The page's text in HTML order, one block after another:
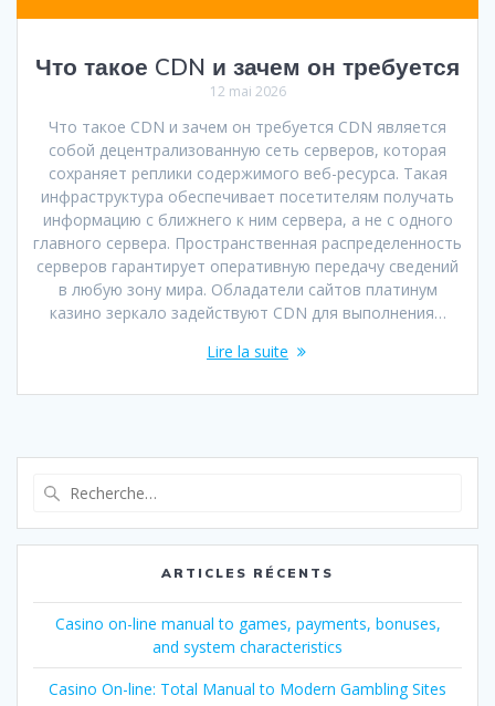
Что такое CDN и зачем он требуется
12 mai 2026
Что такое CDN и зачем он требуется CDN является
собой децентрализованную сеть серверов, которая
сохраняет реплики содержимого веб-ресурса. Такая
инфраструктура обеспечивает посетителям получать
информацию с ближнего к ним сервера, а не с одного
главного сервера. Пространственная распределенность
серверов гарантирует оперативную передачу сведений
в любую зону мира. Обладатели сайтов платинум
казино зеркало задействуют CDN для выполнения…
Lire la suite
:
ARTICLES RÉCENTS
Casino on-line manual to games, payments, bonuses,
and system characteristics
Casino On-line: Total Manual to Modern Gambling Sites